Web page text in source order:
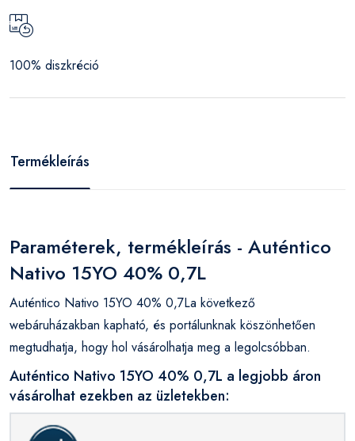
100% diszkréció
Termékleírás
Paraméterek, termékleírás - Auténtico
Nativo 15YO 40% 0,7L
Auténtico Nativo 15YO 40% 0,7La következő
webáruházakban kapható, és portálunknak köszönhetően
megtudhatja, hogy hol vásárolhatja meg a legolcsóbban.
Auténtico Nativo 15YO 40% 0,7L a legjobb áron
vásárolhat ezekben az üzletekben: